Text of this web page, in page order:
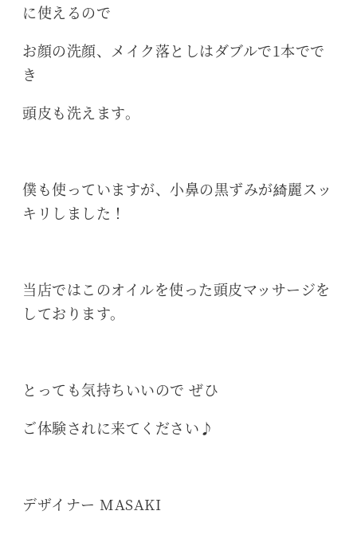
に使えるので
お顔の洗顔、メイク落としはダブルで1本でで
き
頭皮も洗えます。
僕も使っていますが、小鼻の黒ずみが綺麗スッ
キリしました！
当店ではこのオイルを使った頭皮マッサージを
しております。
とっても気持ちいいので ぜひ
ご体験されに来てください♪
デザイナー MASAKI